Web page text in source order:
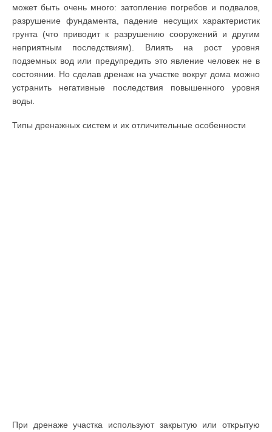
может быть очень много: затопление погребов и подвалов,
разрушение фундамента, падение несущих характеристик
грунта (что приводит к разрушению сооружений и другим
неприятным последствиям). Влиять на рост уровня
подземных вод или предупредить это явление человек не в
состоянии. Но сделав дренаж на участке вокруг дома можно
устранить негативные последствия повышенного уровня
воды.
Типы дренажных систем и их отличительные особенности
При дренаже участка используют закрытую или открытую